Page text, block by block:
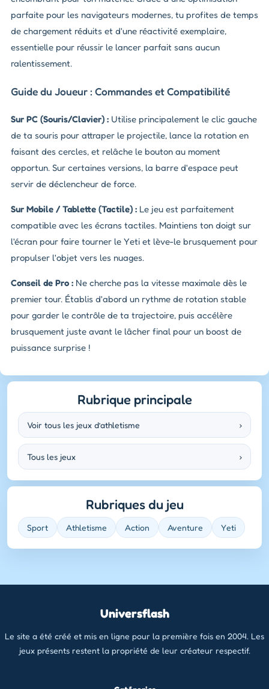
parfaite pour les navigateurs modernes, tu profites de temps
de chargement réduits et d'une réactivité exemplaire,
essentielle pour réussir le lancer parfait sans aucun
ralentissement.
Guide du Joueur : Commandes et Compatibilité
Sur PC (Souris/Clavier) : Utilise principalement le clic gauche
de ta souris pour attraper le projectile, lance la rotation en
faisant des cercles, et relâche le bouton au moment
opportun. Sur certaines versions, la barre d'espace peut
servir de déclencheur de force.
Sur Mobile / Tablette (Tactile) : Le jeu est parfaitement
compatible avec les écrans tactiles. Maintiens ton doigt sur
l'écran pour faire tourner le Yeti et lève-le brusquement pour
propulser l'objet vers les nuages.
Conseil de Pro : Ne cherche pas la vitesse maximale dès le
premier tour. Établis d'abord un rythme de rotation stable
pour garder le contrôle de ta trajectoire, puis accélère
brusquement juste avant le lâcher final pour un boost de
puissance surprise !
Rubrique principale
Voir tous les jeux d’athletisme ›
Tous les jeux ›
Rubriques du jeu
Sport Athletisme Action Aventure Yeti
Universflash
Le site a été créé et mis en ligne pour la première fois en 2004. Les
jeux présents restent la propriété de leur créateur respectif.